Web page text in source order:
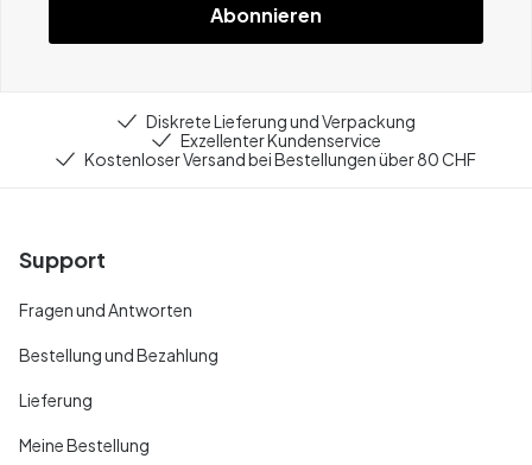
Abonnieren
Diskrete Lieferung und Verpackung
Exzellenter Kundenservice
Kostenloser Versand bei Bestellungen über 80 CHF
Support
Fragen und Antworten
Bestellung und Bezahlung
Lieferung
Meine Bestellung